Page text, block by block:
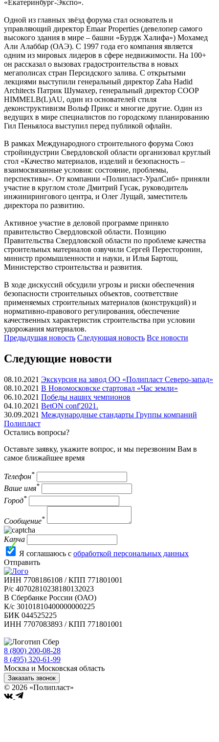
«Екатеринбург-Экспо».
Одной из главных звёзд форума стал основатель и
управляющий директор Emaar Properties (девелопер самого
высокого здания в мире – башни «Бурдж Халифа») Мохамед
Али Алаббар (ОАЭ). С 1997 года его компания является
одним из мировых лидеров в сфере недвижимости. На 100+
он рассказал о вызовах градостроительства в новых
мегаполисах стран Персидского залива. С открытыми
лекциями выступили генеральный директор Zaha Hadid
Architects Патрик Шумахер, генеральный директор COOP
HIMMELB(L)AU, один из основателей стиля
деконструктивизм Вольф Прикс и многие другие. Один из
ведущих в мире специалистов по городскому планированию
Гил Пеньялоса выступил перед публикой офлайн.
В рамках Международного строительного форума Союз
стройиндустрии Свердловской области организовал круглый
стол «Качество материалов, изделий и безопасность –
взаимосвязанные условия: состояние, проблемы,
перспективы». От компании «Полипласт-УралСиб» приняли
участие в круглом столе Дмитрий Гусак, руководитель
инжинирингового центра, и Олег Лущай, заместитель
директора по развитию.
Активное участие в деловой программе приняло
правительство Свердловской области. Позицию
Правительства Свердловской области по проблеме качества
строительных материалов озвучили Сергей Пересторонин,
министр промышленности и науки, и Илья Бартош,
Министерство строительства и развития.
В ходе дискуссий обсудили угрозы и риски обеспечения
безопасности строительных объектов, соответствие
применяемых строительных материалов (конструкций) и
нормативно-правового регулирования, обеспечение
качественных характеристик строительства при условии
удорожания материалов.
Предыдущая новость Следующая новость Все новости
Следующие новости
08.10.2021 Экскурсия на завод ОО «Полипласт Северо-запад»
08.10.2021 В Новомосковске стартовал «Час земли»
06.10.2021 Победы наших чемпионов
04.10.2021 BetON conf'2021.
30.09.2021 Международные стандарты Группы компаний
Полипласт
Остались вопросы?
Оставьте заявку, укажите вопрос, и мы перезвоним Вам в
самое ближайшее время
Телефон*
Ваше имя*
Город*
Сообщение*
Капча
Я соглашаюсь с обработкой персональных данных
Отправить
ИНН 7708186108 / КПП 771801001
Р/с 40702810238180132023
В Сбербанке России (ОАО)
К/с 30101810400000000225
БИК 044525225
ИНН 7707083893 / КПП 771801001
8 (800) 200-08-28
8 (495) 320-61-99
Москва и Московская область
Заказать звонок
© 2026 «Полипласт»